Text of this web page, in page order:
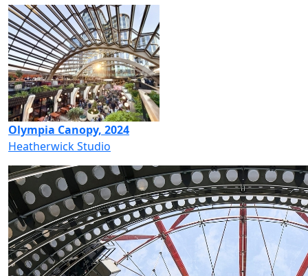
Olympia Canopy, 2024
Heatherwick Studio